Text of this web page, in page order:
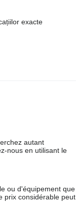
exacte
autant
nous en utilisant le
ou d'équipement que
prix considérable peut